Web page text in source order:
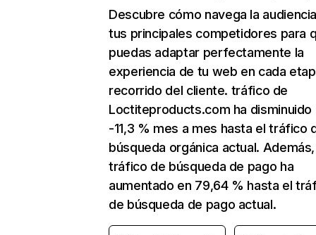
Descubre cómo navega la
tus principales competidores para
puedas adaptar perfectamente la
experiencia de tu web en cada
recorrido del cliente. tráfico de
Loctiteproducts.com ha disminuido
-11,3 % mes a mes hasta el tráfico
búsqueda orgánica actual.
tráfico de búsqueda de pago ha
aumentado en 79,64 % hasta el
de búsqueda de pago actual.